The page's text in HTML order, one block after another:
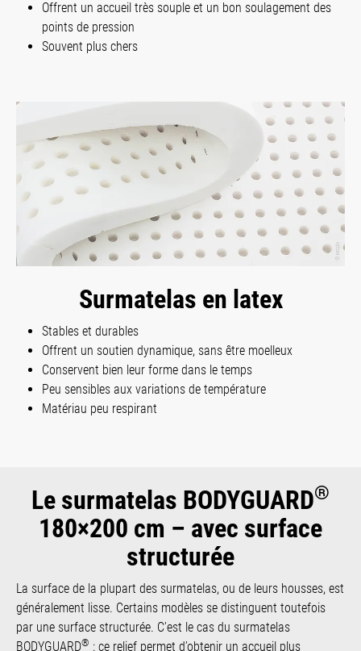
Offrent un accueil très souple et un bon soulagement des
points de pression
Souvent plus chers
Surmatelas en latex
Stables et durables
Offrent un soutien dynamique, sans être moelleux
Conservent bien leur forme dans le temps
Peu sensibles aux variations de température
Matériau peu respirant
Le surmatelas BODYGUARD®
180×200 cm – avec surface
structurée
La surface de la plupart des surmatelas, ou de leurs housses, est
généralement lisse. Certains modèles se distinguent toutefois
par une surface structurée. C’est le cas du surmatelas
BODYGUARD® : ce relief permet d’obtenir un accueil plus